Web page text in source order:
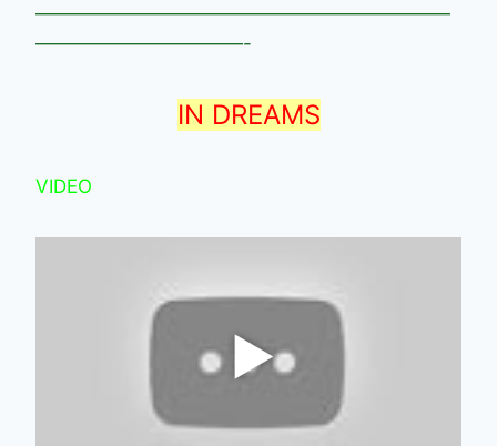
——————————————————————
———————————-
IN DREAMS
VIDEO